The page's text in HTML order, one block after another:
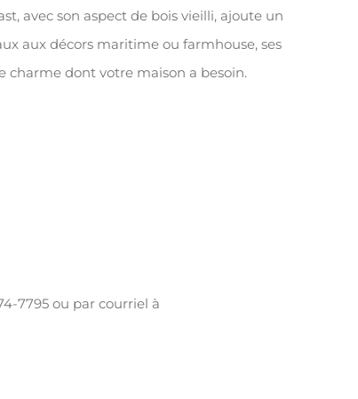
avec son aspect de bois vieilli, ajoute un
aux décors maritime ou farmhouse, ses
charme dont votre maison a besoin.
7795 ou par courriel à